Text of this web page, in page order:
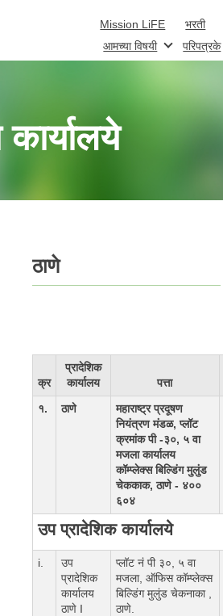
Mission LiFE भरती
आमच्या विषयी परिपत्रके
ठाणे
क्र
प्रादेशिक
कार्यालय
पत्ता
१.
ठाणे
महाराष्ट्र प्रदूषण
नियंत्रण मंडळ, प्लॉट
क्रमांक पी -३०, ५ वा
मजला कार्यालय
कॉम्प्लेक्स बिल्डिंग मुलुंड
चेककाक, ठाणे - ४००
६०४
उप प्रादेशिक कार्यालये
i.
उप
प्रादेशिक
कार्यालय
ठाणे I
प्लॉट नं पी ३०, ५ वा
मजला, ऑफिस कॉम्प्लेक्स
बिल्डिंग मुलुंड चेकनाका ,
ठाणे.